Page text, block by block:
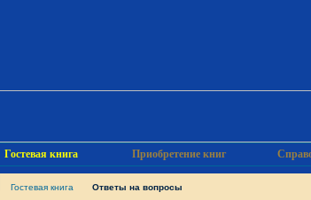
Гостевая книга Приобретение книг
Гостевая книга Ответы на вопросы